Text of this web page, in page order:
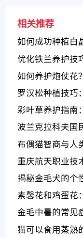
相关推荐
如何成功种植白
方法需知！
优化铁兰养护技
如何养护炮仗花
罗汉松种植技巧
生长
彩叶草养护指南
波兰克拉科夫国
布偶猫智商与人
重庆航天职业技
合作助力人才培
揭秘金毛犬的个
素馨花和鸡蛋花
金毛中暑的常见
猫可以食用蒸熟